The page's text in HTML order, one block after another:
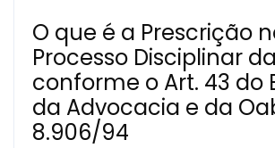
O que é a Prescrição
Processo Disciplinar
conforme o Art. 43 do
da Advocacia e da
8.906/94